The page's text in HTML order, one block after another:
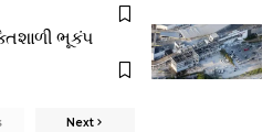
ભૂકંપ
Next